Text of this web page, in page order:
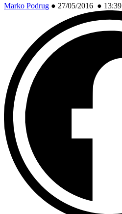
Marko Podrug ● 27/05/2016 ● 13:39